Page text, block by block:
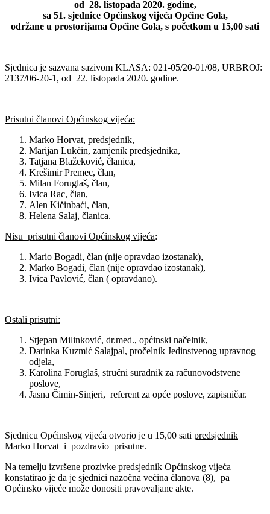
od 28. listopada 2020. godine,
sa 51. sjednice Općinskog vijeća Općine Gola,
održane u prostorijama Općine Gola, s početkom u 15,00 sati
Sjednica je sazvana sazivom KLASA: 021-05/20-01/08, URBROJ:
2137/06-20-1, od 22. listopada 2020. godine.
Prisutni članovi Općinskog vijeća:
Marko Horvat, predsjednik,
Marijan Lukčin, zamjenik predsjednika,
Tatjana Blažeković, članica,
Krešimir Premec, član,
Milan Foruglaš, član,
Ivica Rac, član,
Alen Kičinbaći, član,
Helena Salaj, članica.
Nisu prisutni članovi Općinskog vijeća:
Mario Bogadi, član (nije opravdao izostanak),
Marko Bogadi, član (nije opravdao izostanak),
Ivica Pavlović, član ( opravdano).
Ostali prisutni:
Stjepan Milinković, dr.med., općinski načelnik,
Darinka Kuzmić Salajpal, pročelnik Jedinstvenog upravnog
odjela,
Karolina Foruglaš, stručni suradnik za računovodstvene
poslove,
Jasna Čimin-Sinjeri, referent za opće poslove, zapisničar.
Sjednicu Općinskog vijeća otvorio je u 15,00 sati predsjednik
Marko Horvat i pozdravio prisutne.
Na temelju izvršene prozivke predsjednik Općinskog vijeća
konstatirao je da je sjednici nazočna većina članova (8), pa
Općinsko vijeće može donositi pravovaljane akte.